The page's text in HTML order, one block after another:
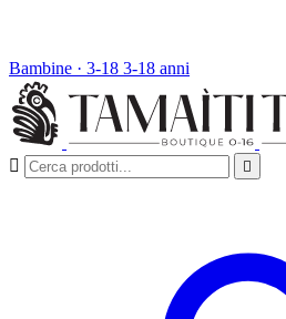
Bambine · 3-18 3-18 anni
 